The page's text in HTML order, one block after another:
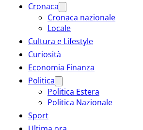
Cronaca
Cronaca nazionale
Locale
Cultura e Lifestyle
Curiosità
Economia Finanza
Politica
Politica Estera
Politica Nazionale
Sport